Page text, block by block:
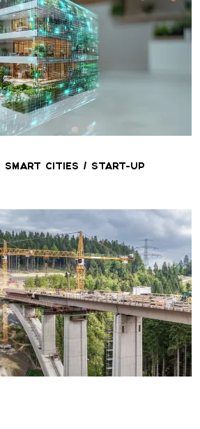
SMART CITIES / START-UP